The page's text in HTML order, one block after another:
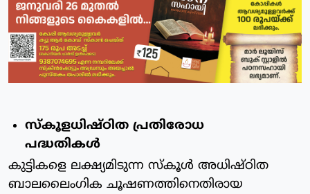
സ്‌കൂളധിഷ്ഠിത പ്രതിരോധ
പദ്ധതികള്‍
കുട്ടികളെ ലക്ഷ്യമിടുന്ന സ്‌കൂള്‍ അധിഷ്ഠിത
ബാലലൈംഗിക ചൂഷണത്തിനെതിരായ